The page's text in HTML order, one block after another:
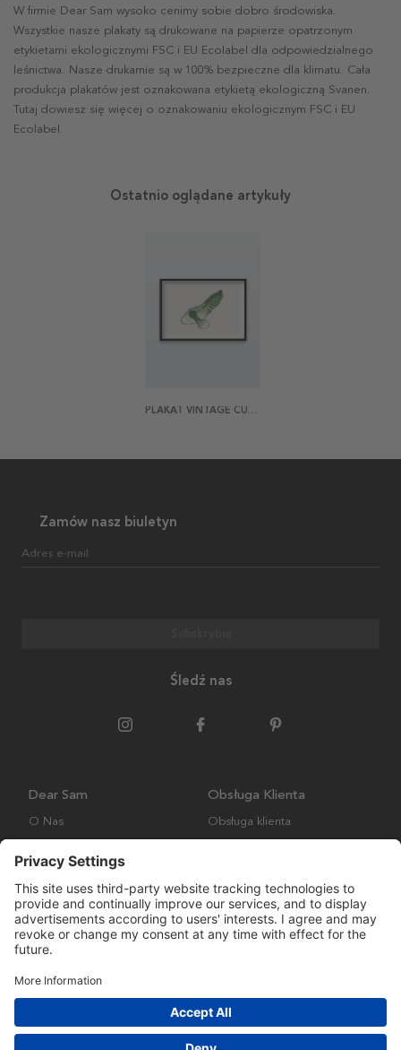
W firmie Dear Sam wysoko cenimy sobie dobro środowiska.
Wszystkie nasze plakaty są drukowane na papierze opatrzonym
etykietami ekologicznymi FSC i EU Ecolabel dla odpowiedzialnego
leśnictwa. Nasze drukarnie są w 100% bezpieczne dla klimatu. Cała
produkcja plakatów jest oznakowana etykietą ekologiczną Svanen.
Tutaj dowiesz się więcej o oznakowaniu ekologicznym FSC i EU
Ecolabel.
Ostatnio oglądane artykuły
PLAKAT VINTAGE CUCUMBER
Zamów nasz biuletyn
Adres e-mail
Śledź nas
Dear Sam
O Nas
Obsługa Klienta
Obsługa klienta
Wysyłka i Dostawa